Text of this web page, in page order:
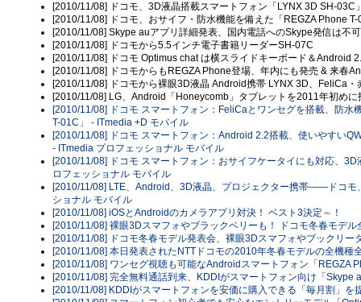
[2010/11/08] ドコモ、3D液晶搭載スマートフォン「LYNX 3D SH-03C
[2010/11/08] ドコモ、おサイフ・防水機能を備えた「REGZA Phone
[2010/11/08] Skype auアプリ詳細発表、国内電話へのSkype発信は不可
[2010/11/08] ドコモから5.5インチ電子書籍リーダーSH-07C
[2010/11/08] ドコモ Optimus chat は横スライドキーボード＆Android
[2010/11/08] ドコモからもREGZA Phone登場、年内にも発売 & 来春
[2010/11/08] ドコモから裸眼3D液晶 Android携帯 LYNX 3D、FeliCa・
[2010/11/08] LG、Android「Honeycomb」タブレットを2011年初め
[2010/11/08] ドコモ スマートフォン：FeliCaとワンセグを搭載、防
T-01C」 - ITmedia +D モバイル
[2010/11/08] ドコモ スマートフォン：Android 2.2搭載、使いやすい
- ITmedia プロフェッショナル モバイル
[2010/11/08] ドコモ スマートフォン：おサイフケータイにも対応、
ロフェッショナル モバイル
[2010/11/08] LTE、Android、3D液晶、プロジェクター携帯――ドコ
ショナル モバイル
[2010/11/08] iOSとAndroidのカメラアプリ対決！ ベスト3決定～！
[2010/11/08] 裸眼3Dスマフォやブラックベリーも！ ドコモ冬春モデ
[2010/11/08] ドコモ冬春モデル発表会、裸眼3Dスマフォやブックリ
[2010/11/08] 本日発表されたNTTドコモの2010年冬春モデルの全機種
[2010/11/08] ワンセグ視聴も可能なAndroidスマートフォン「REGZA
[2010/11/08] 完全無料通話到来、KDDIがスマートフォン向け「Skype
[2010/11/08] KDDIがスマートフォンを安価に購入できる「毎月割」を